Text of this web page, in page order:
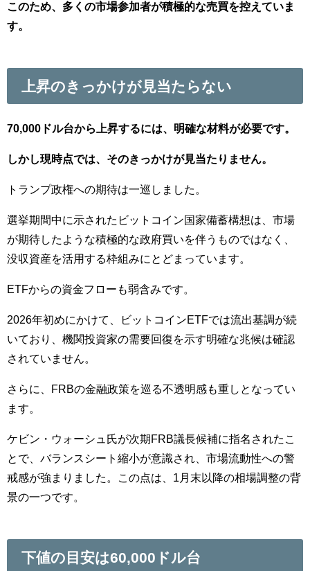
このため、多くの市場参加者が積極的な売買を控えていま
す。
上昇のきっかけが見当たらない
70,000ドル台から上昇するには、明確な材料が必要です。
しかし現時点では、そのきっかけが見当たりません。
トランプ政権への期待は一巡しました。
選挙期間中に示されたビットコイン国家備蓄構想は、市場
が期待したような積極的な政府買いを伴うものではなく、
没収資産を活用する枠組みにとどまっています。
ETFからの資金フローも弱含みです。
2026年初めにかけて、ビットコインETFでは流出基調が続
いており、機関投資家の需要回復を示す明確な兆候は確認
されていません。
さらに、FRBの金融政策を巡る不透明感も重しとなってい
ます。
ケビン・ウォーシュ氏が次期FRB議長候補に指名されたこ
とで、バランスシート縮小が意識され、市場流動性への警
戒感が強まりました。この点は、1月末以降の相場調整の背
景の一つです。
下値の目安は60,000ドル台